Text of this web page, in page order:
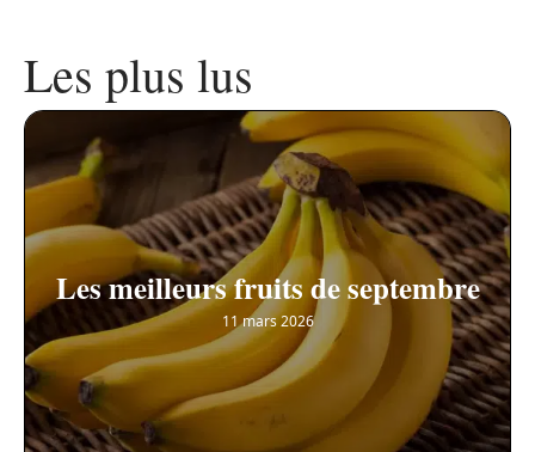
Les plus lus
Les meilleurs fruits de septembre
11 mars 2026